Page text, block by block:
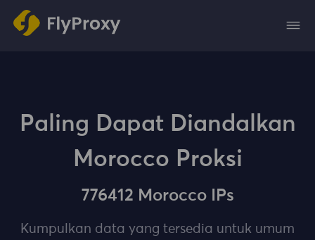
Paling Dapat Diandalkan
Morocco Proksi
776412 Morocco IPs
Kumpulkan data yang tersedia untuk umum